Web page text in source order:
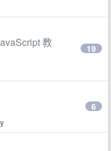
教
19
6